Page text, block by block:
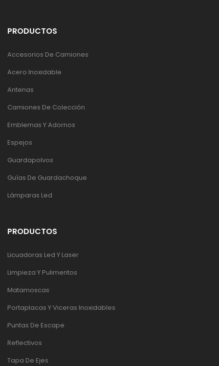
PRODUCTOS
Accesorios De Camiones
Acero Inoxidable
Antenas
Camiones De Colección
Emblemas Y Adornos
Espejos
Guardapolvos
Guías De Guardachoque
Lámparas Led
PRODUCTOS
Licuadoras Led Y Laser
Limpieza Y Pulimentos
Matamoscas
Portaplacas Y Viceras Inoxidables
Puntas De Escape
Reflectivos
Tapa De Ejes